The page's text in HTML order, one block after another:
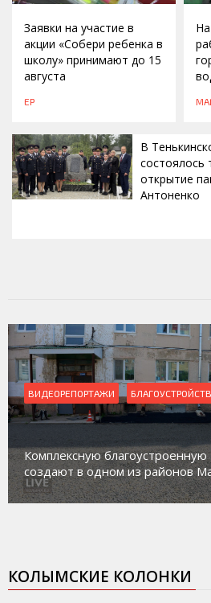
Заявки на участие в
акции «Собери ребенка в
школу» принимают до 15
августа
ЕР
В
состоялось
открытие
Антоненко
ВИДЕОРЕПОРТАЖИ
Комплексную
создают в одном из районов
КОЛЫМСКИЕ КОЛОНКИ